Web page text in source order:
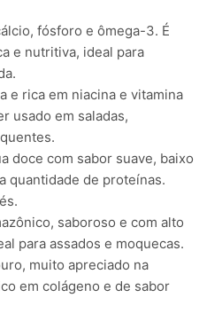
fósforo e ômega-3. É
e nutritiva, ideal para
e rica em niacina e vitamina
usado em saladas,
doce com sabor suave, baixo
quantidade de proteínas.
saboroso e com alto
para assados e moquecas.
muito apreciado na
em colágeno e de sabor